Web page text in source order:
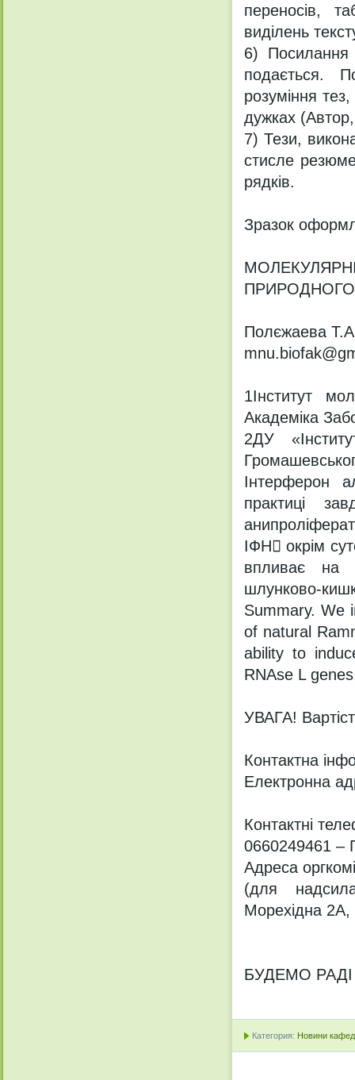
переносів,
виділень
6) Посилання
подається.
розуміння
дужках (Автор,
7) Тези,
стисле
рядків.
Зразок
Полєжаева
1Інститут
Академіка
2ДУ
Інтерферон
практиці
ІФН окрім
впливає на
шлунково-
Summary. We
of natural
ability to
RNAse L
УВАГА!
Контактна
Електронна
Контактні
0660249461 –
Адреса
(для
Морехідна 2А,
БУДЕМО
Категория: Новини